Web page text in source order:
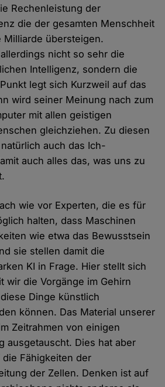
Rechenleistung der
die der gesamten Menschheit
Milliarde übersteigen.
nicht so sehr die
Intelligenz, sondern die
legt sich Kurzweil auf das
wird seiner Meinung nach zum
mit allen geistigen
gleichziehen. Zu diesen
auch das Ich-
auch alles das, was uns zu
wie vor Experten, die es für
halten, dass Maschinen
wie etwa das Bewusstsein
sie stellen damit die
KI in Frage. Hier stellt sich
wir die Vorgänge im Gehirn
Dinge künstlich
können. Das Material unserer
Zeitrahmen von einigen
ausgetauscht. Dies hat aber
Fähigkeiten der
der Zellen. Denken ist auf